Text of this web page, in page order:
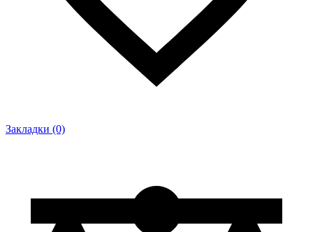
Закладки (0)